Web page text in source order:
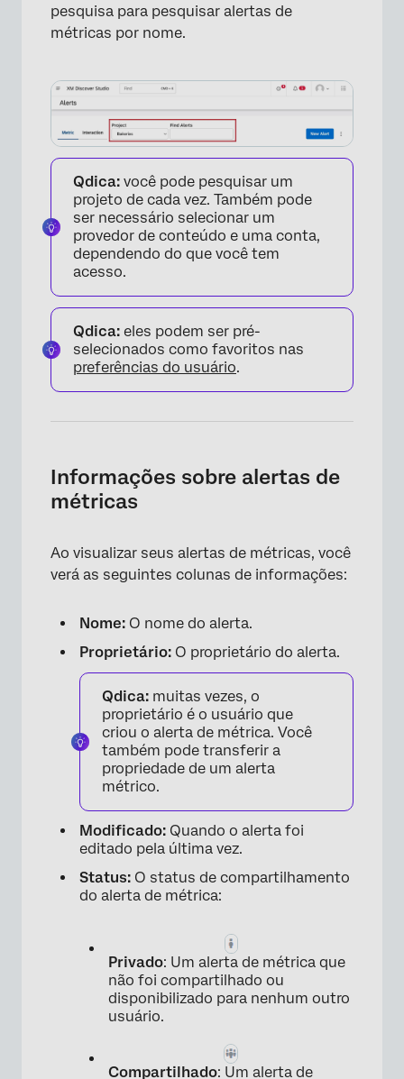
pesquisa para pesquisar alertas de
métricas por nome.
×
Qdica: você pode pesquisar um
projeto de cada vez. Também pode
ser necessário selecionar um
provedor de conteúdo e uma conta,
dependendo do que você tem
acesso.
Qdica: eles podem ser pré-
selecionados como favoritos nas
preferências do usuário.
Informações sobre alertas de
métricas
Ao visualizar seus alertas de métricas, você
verá as seguintes colunas de informações:
Nome: O nome do alerta.
Proprietário: O proprietário do alerta.
Qdica: muitas vezes, o
proprietário é o usuário que
criou o alerta de métrica. Você
também pode transferir a
propriedade de um alerta
métrico.
Modificado: Quando o alerta foi
editado pela última vez.
Status: O status de compartilhamento
do alerta de métrica:
Privado: Um alerta de métrica que
não foi compartilhado ou
disponibilizado para nenhum outro
usuário.
Compartilhado: Um alerta de